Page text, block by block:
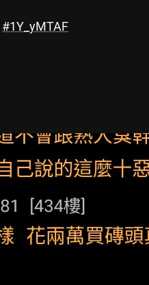
#1Y_yMTAF